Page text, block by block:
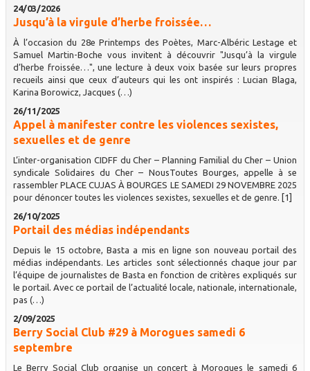
24/03/2026
Jusqu’à la virgule d’herbe froissée…
À l’occasion du 28e Printemps des Poètes, Marc-Albéric Lestage et
Samuel Martin-Boche vous invitent à découvrir "Jusqu’à la virgule
d’herbe froissée…", une lecture à deux voix basée sur leurs propres
recueils ainsi que ceux d’auteurs qui les ont inspirés : Lucian Blaga,
Karina Borowicz, Jacques (…)
26/11/2025
Appel à manifester contre les violences sexistes,
sexuelles et de genre
L’inter-organisation CIDFF du Cher – Planning Familial du Cher – Union
syndicale Solidaires du Cher – NousToutes Bourges, appelle à se
rassembler PLACE CUJAS À BOURGES LE SAMEDI 29 NOVEMBRE 2025
pour dénoncer toutes les violences sexistes, sexuelles et de genre. [1]
26/10/2025
Portail des médias indépendants
Depuis le 15 octobre, Basta a mis en ligne son nouveau portail des
médias indépendants. Les articles sont sélectionnés chaque jour par
l’équipe de journalistes de Basta en fonction de critères expliqués sur
le portail. Avec ce portail de l’actualité locale, nationale, internationale,
pas (…)
2/09/2025
Berry Social Club #29 à Morogues samedi 6
septembre
Le Berry Social Club organise un concert à Morogues le samedi 6